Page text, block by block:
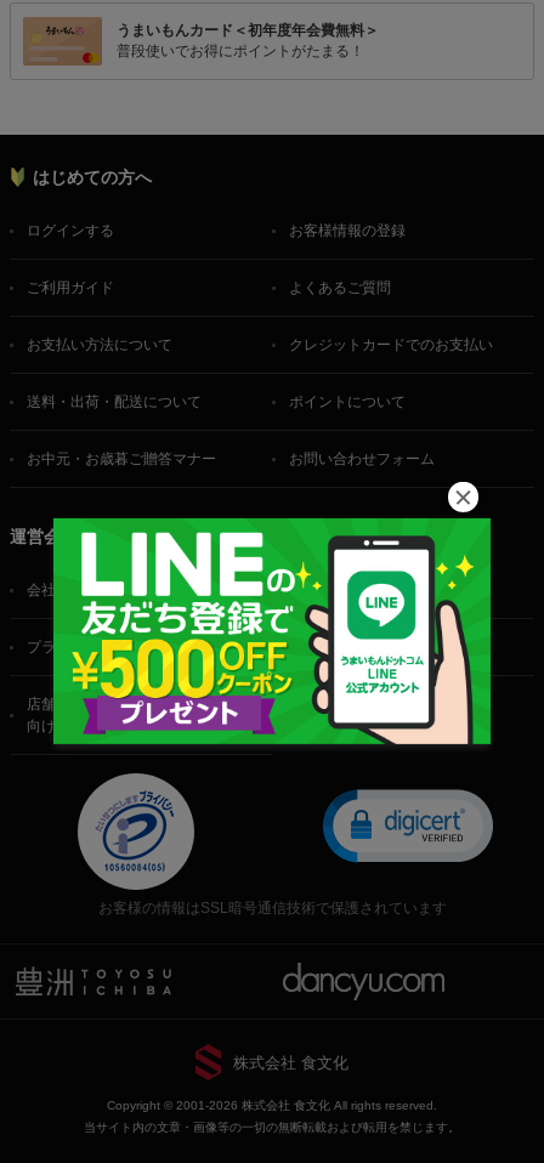
うまいもんカード＜初年度年会費無料＞
普段使いでお得にポイントがたまる！
はじめての方へ
ログインする お客様情報の登録
ご利用ガイド よくあるご質問
お支払い方法について クレジットカードでのお支払い
送料・出荷・配送について ポイントについて
お中元・お歳暮ご贈答マナー お問い合わせフォーム
運営会社
会社概要 ご利用規約
プライバシーポリシー 特定商取引法に基づく表記
店舗・法人・生産者様
向けのお問い合わせ
お客様の情報はSSL暗号通信技術で保護されています
株式会社 食文化
Copyright © 2001-2026 株式会社 食文化 All rights reserved.
当サイト内の文章・画像等の一切の無断転載および転用を禁じます。